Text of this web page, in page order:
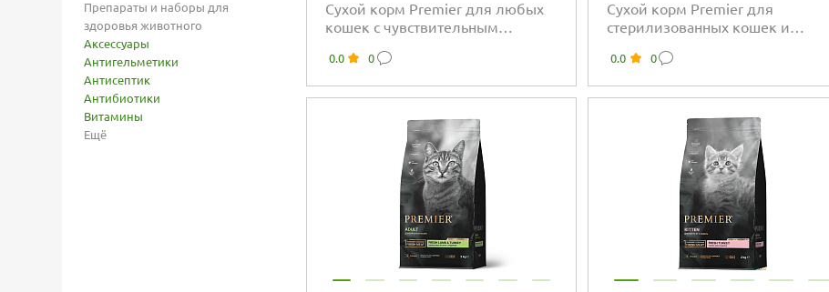
Препараты и наборы для
здоровья животного
Аксессуары
Антигельметики
Антисептик
Антибиотики
Витамины
Ещё
Сухой корм Premier для любых
кошек с чувствительным
аллергии, свежее мясо индейки
0.0 0
Сухой корм Premier для
стерилизованных кошек и
чувствительным пищеварением,
индейка
0.0 0